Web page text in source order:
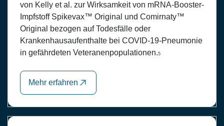
von Kelly et al. zur Wirksamkeit von mRNA-Booster-
Impfstoff Spikevax™ Original und Comirnaty™
Original bezogen auf Todesfälle oder
Krankenhausaufenthalte bei COVID-19-Pneumonie
in gefährdeten Veteranenpopulationen.5
Mehr erfahren